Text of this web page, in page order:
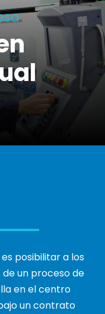
posibilitar a los
un proceso de
en el centro
un contrato